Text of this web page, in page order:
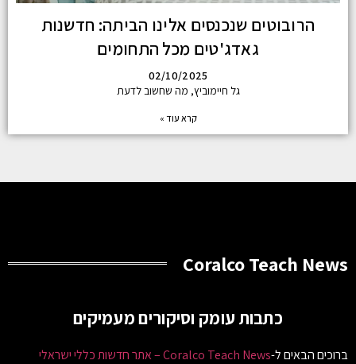
הרובוטים שנכנסים אלינו הביתה: חדשנות
גאדג'טים מכל התחומים
02/10/2025
גל חיימוביץ, מה שחשוב לדעת
קרא עוד »
Coralco Teach News
כתבות עומק וסיקורים מעמיקים
ברוכים הבאים ל-Coralco Teach News – אתר חדשות כללי ישראלי